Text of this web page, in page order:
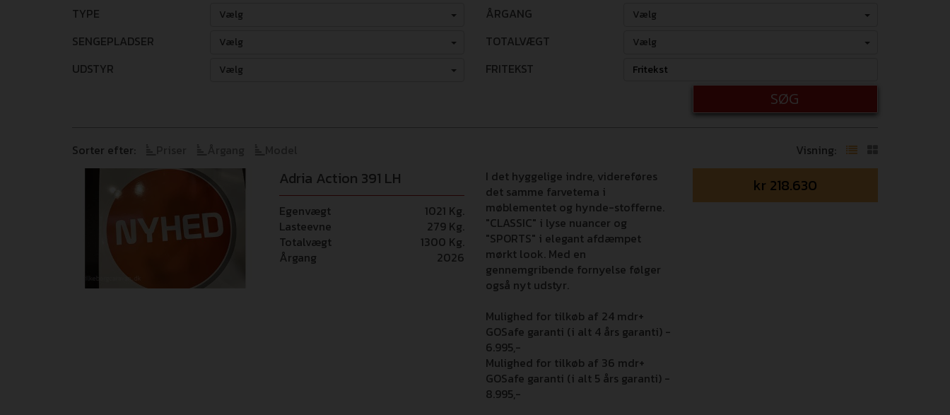
TYPE Vælg
SENGEPLADSER Vælg
UDSTYR Vælg
ÅRGANG Vælg
TOTALVÆGT Vælg
FRITEKST
SØG
Sorter efter: Visning:
Adria Action 391 LH
Egenvægt
1021 Kg.
Lasteevne
279 Kg.
Totalvægt
1300 Kg.
Årgang
2026
I det hyggelige indre, videreføres
det samme farvetema i
møblementet og hynde-stofferne.
"CLASSIC" i lyse nuancer og
"SPORTS" i elegant afdæmpet
mørkt look. Med en
gennemgribende fornyelse følger
også nyt udstyr.
Mulighed for tilkøb af 24 mdr+
GOSafe garanti (i alt 4 års garanti) -
6.995,-
Mulighed for tilkøb af 36 mdr+
GOSafe garanti (i alt 5 års garanti) -
8.995,-
kr 218.630